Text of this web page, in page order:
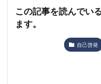
この記事を読んでい
ます。
自己啓発